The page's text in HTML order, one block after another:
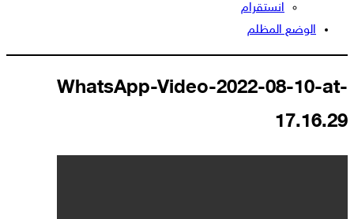
انستقرام
الوضع المظلم
WhatsApp-Video-2022-08-10-at-
17.16.29